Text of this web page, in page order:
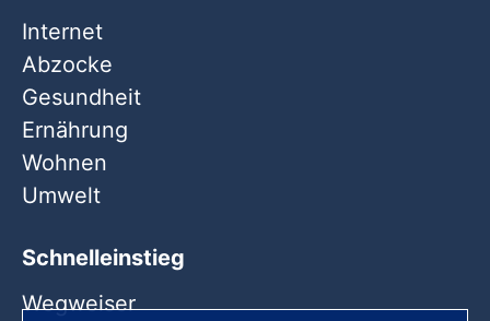
Internet
Abzocke
Gesundheit
Ernährung
Wohnen
Umwelt
Schnelleinstieg
Wegweiser